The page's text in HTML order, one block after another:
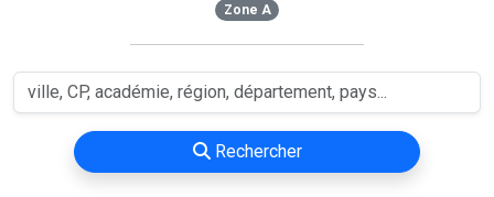
Zone A
Rechercher